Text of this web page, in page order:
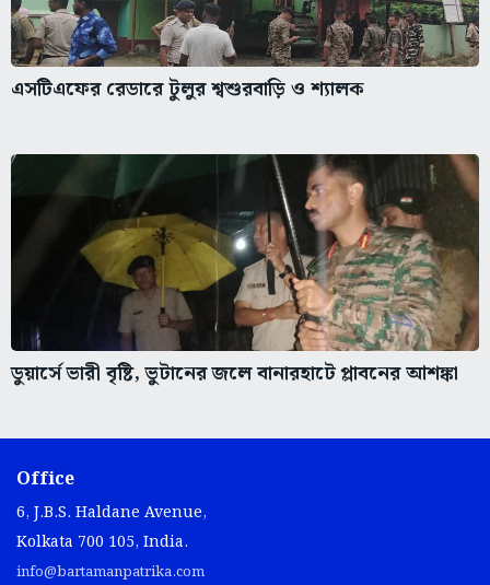
এসটিএফের রেডারে টুলুর শ্বশুরবাড়ি ও শ্যালক
ডুয়ার্সে ভারী বৃষ্টি, ভুটানের জলে বানারহাটে প্লাবনের আশঙ্কা
Office
6, J.B.S. Haldane Avenue,
Kolkata 700 105, India.
info@bartamanpatrika.com